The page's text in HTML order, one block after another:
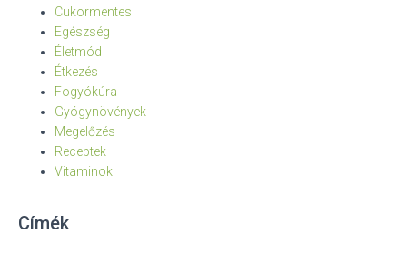
Cukormentes
Egészség
Életmód
Étkezés
Fogyókúra
Gyógynövények
Megelőzés
Receptek
Vitaminok
Címék